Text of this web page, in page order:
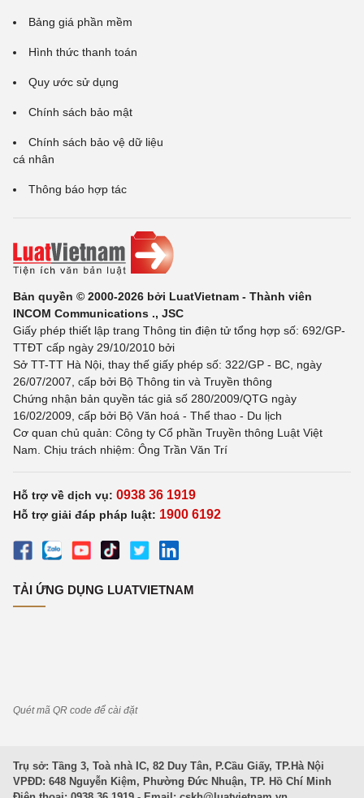
Bảng giá phần mềm
Hình thức thanh toán
Quy ước sử dụng
Chính sách bảo mật
Chính sách bảo vệ dữ liệu
cá nhân
Thông báo hợp tác
Bản quyền © 2000-2026 bởi LuatVietnam - Thành viên
INCOM Communications ., JSC
Giấy phép thiết lập trang Thông tin điện tử tổng hợp số: 692/GP-
TTĐT cấp ngày 29/10/2010 bởi
Sở TT-TT Hà Nội, thay thế giấy phép số: 322/GP - BC, ngày
26/07/2007, cấp bởi Bộ Thông tin và Truyền thông
Chứng nhận bản quyền tác giả số 280/2009/QTG ngày
16/02/2009, cấp bởi Bộ Văn hoá - Thể thao - Du lịch
Cơ quan chủ quản: Công ty Cổ phần Truyền thông Luật Việt
Nam. Chịu trách nhiệm: Ông Trần Văn Trí
Hỗ trợ về dịch vụ: 0938 36 1919
Hỗ trợ giải đáp pháp luật: 1900 6192
TẢI ỨNG DỤNG LUATVIETNAM
Quét mã QR code để cài đặt
Trụ sở: Tầng 3, Toà nhà IC, 82 Duy Tân, P.Cầu Giấy, TP.Hà Nội
VPĐD: 648 Nguyễn Kiệm, Phường Đức Nhuận, TP. Hồ Chí Minh